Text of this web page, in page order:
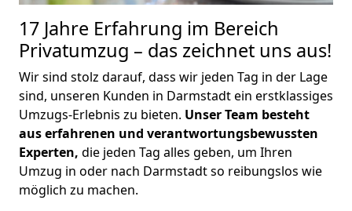
17 Jahre Erfahrung im Bereich
Privatumzug – das zeichnet uns aus!
Wir sind stolz darauf, dass wir jeden Tag in der Lage
sind, unseren Kunden in Darmstadt ein erstklassiges
Umzugs-Erlebnis zu bieten. Unser Team besteht
aus erfahrenen und verantwortungsbewussten
Experten, die jeden Tag alles geben, um Ihren
Umzug in oder nach Darmstadtso reibungslos wie
möglich zu machen.